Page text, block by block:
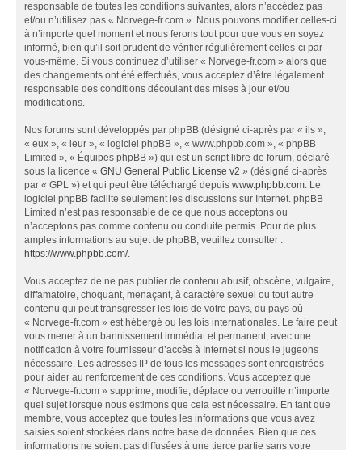
responsable de toutes les conditions suivantes, alors n’accédez pas
et/ou n’utilisez pas « Norvege-fr.com ». Nous pouvons modifier celles-ci
à n’importe quel moment et nous ferons tout pour que vous en soyez
informé, bien qu’il soit prudent de vérifier régulièrement celles-ci par
vous-même. Si vous continuez d’utiliser « Norvege-fr.com » alors que
des changements ont été effectués, vous acceptez d’être légalement
responsable des conditions découlant des mises à jour et/ou
modifications.
Nos forums sont développés par phpBB (désigné ci-après par « ils »,
« eux », « leur », « logiciel phpBB », « www.phpbb.com », « phpBB
Limited », « Équipes phpBB ») qui est un script libre de forum, déclaré
sous la licence « GNU General Public License v2 » (désigné ci-après
par « GPL ») et qui peut être téléchargé depuis www.phpbb.com. Le
logiciel phpBB facilite seulement les discussions sur Internet. phpBB
Limited n’est pas responsable de ce que nous acceptons ou
n’acceptons pas comme contenu ou conduite permis. Pour de plus
amples informations au sujet de phpBB, veuillez consulter :
https://www.phpbb.com/.
Vous acceptez de ne pas publier de contenu abusif, obscène, vulgaire,
diffamatoire, choquant, menaçant, à caractère sexuel ou tout autre
contenu qui peut transgresser les lois de votre pays, du pays où
« Norvege-fr.com » est hébergé ou les lois internationales. Le faire peut
vous mener à un bannissement immédiat et permanent, avec une
notification à votre fournisseur d’accès à Internet si nous le jugeons
nécessaire. Les adresses IP de tous les messages sont enregistrées
pour aider au renforcement de ces conditions. Vous acceptez que
« Norvege-fr.com » supprime, modifie, déplace ou verrouille n’importe
quel sujet lorsque nous estimons que cela est nécessaire. En tant que
membre, vous acceptez que toutes les informations que vous avez
saisies soient stockées dans notre base de données. Bien que ces
informations ne soient pas diffusées à une tierce partie sans votre